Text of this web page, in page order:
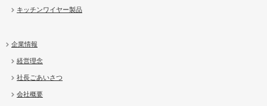
キッチンワイヤー製品
企業情報
経営理念
社長ごあいさつ
会社概要